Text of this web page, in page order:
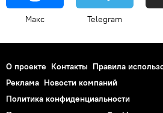
Макс Telegram
О проекте Контакты Правила
Реклама Новости компаний
Политика конфиденциальности